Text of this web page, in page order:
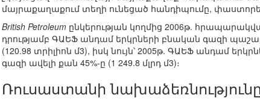
մայրաքաղաքում տեղի ունեցած հանդիպումը,
British Petroleum ընկերության կողմից 2006թ.
դրությամբ ԳԱԵՖ անդամ երկրների բնական գազի
(120.98 տրիլիոն մ3), իսկ նույն՝ 2005թ. ԳԱԵՖ անդամ
գազի ավելի քան 45%-ը (1 249.8 մլրդ մ3)։
Ռուսաստանի